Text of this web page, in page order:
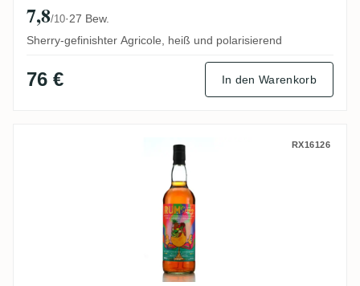
7,8/10·27 Bew.
Sherry-gefinishter Agricole, heiß und polarisierend
76 € In den Warenkorb
Clarendon Rum Sponge No. 13 2007RX16126